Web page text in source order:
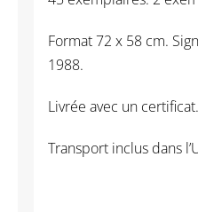
Format 72 x 58 cm.
1988.
Livrée avec un certificat.
Transport inclus dans